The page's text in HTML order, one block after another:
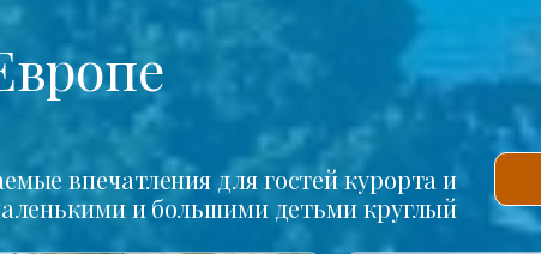
впечатления для гостей курорта и
и большими детьми круглый